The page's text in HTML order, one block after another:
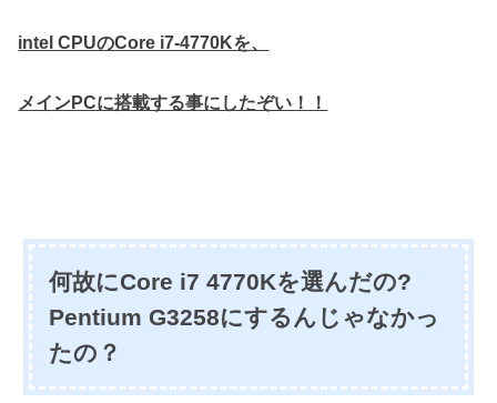
intel CPUのCore i7-4770Kを、
メインPCに搭載する事にしたぞい！！
何故にCore i7 4770Kを選んだの?
Pentium G3258にするんじゃなかっ
たの？